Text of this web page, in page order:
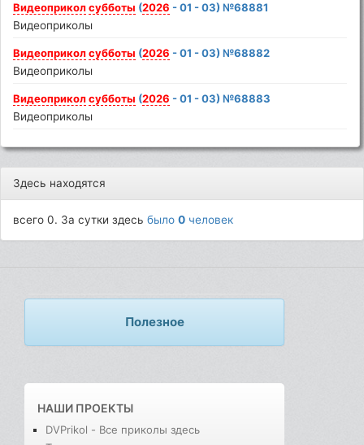
Видеоприкол субботы (2026 - 01 - 03) №68881
Видеоприколы
Видеоприкол субботы (2026 - 01 - 03) №68882
Видеоприколы
Видеоприкол субботы (2026 - 01 - 03) №68883
Видеоприколы
Здесь находятся
всего 0. За сутки здесьбыло0 человек
Полезное
НАШИ ПРОЕКТЫ
DVPrikol - Все приколы здесь